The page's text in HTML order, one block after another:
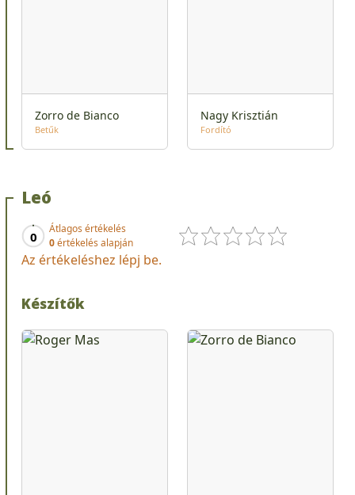
Zorro de Bianco
Betűk
Nagy Krisztián
Fordító
Leó
0
Átlagos értékelés
0értékelés alapján
Az értékeléshez lépj be.
Készítők